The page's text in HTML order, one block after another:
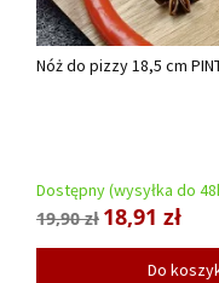
Nóż do pizzy 18,5 cm
Dostępny (wysyłka do
19,90 zł 18,91 zł
Do